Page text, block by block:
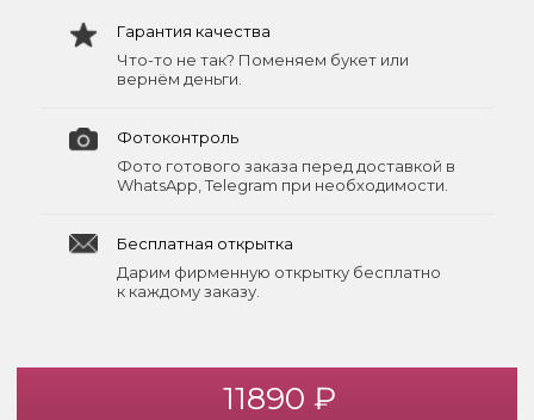
Гарантия качества
Что-то не так? Поменяем букет или
вернём деньги.
Фотоконтроль
Фото готового заказа перед доставкой в
WhatsApp, Telegram при необходимости.
Бесплатная открытка
Дарим фирменную открытку бесплатно
к каждому заказу.
11890 ₽